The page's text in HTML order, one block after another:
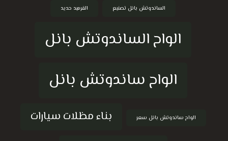
الساندوتش بانل تصنيع القرميد حديد
الواح الساندوتش بانل
الواح ساندوتش بانل
الواح ساندوتش بانل سعر بناء مظلات سيارات